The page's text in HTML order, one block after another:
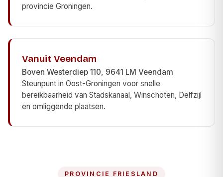
provincie Groningen.
Vanuit Veendam
Boven Westerdiep 110, 9641 LM Veendam
Steunpunt in Oost-Groningen voor snelle
bereikbaarheid van Stadskanaal, Winschoten, Delfzijl
en omliggende plaatsen.
PROVINCIE FRIESLAND